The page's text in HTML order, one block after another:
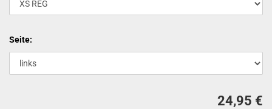
Seite:
24,95 €